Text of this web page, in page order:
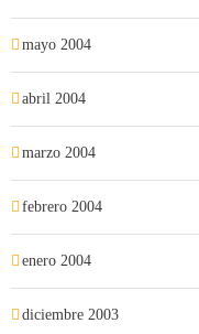
mayo 2004
abril 2004
marzo 2004
febrero 2004
enero 2004
diciembre 2003